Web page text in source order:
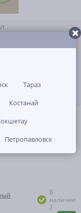
В МАГАЗИНАХ
В
наличии
2
Тараз
Костанай
Петропавловск